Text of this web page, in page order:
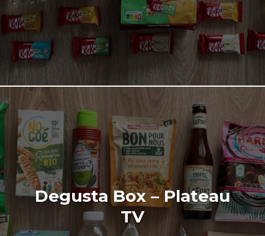
Degusta Box – Plateau
TV